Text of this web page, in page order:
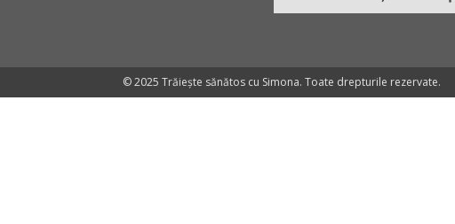
© 2025 Trăiește sănătos cu Simona. Toate drepturile rezervate.